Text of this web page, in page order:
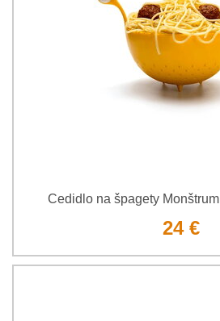
Cedidlo na špagety
24 €